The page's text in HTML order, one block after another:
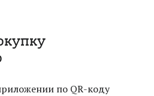
по QR-коду